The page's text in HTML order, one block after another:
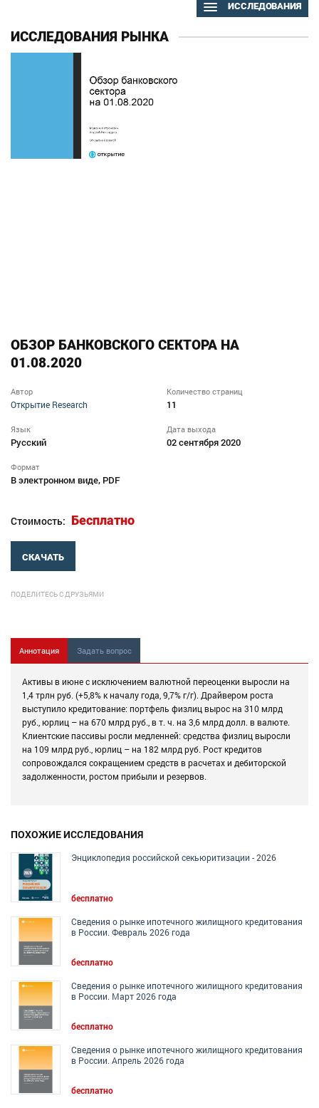
ИССЛЕДОВАНИЯ
ИССЛЕДОВАНИЯ РЫНКА
ОБЗОР БАНКОВСКОГО СЕКТОРА НА
01.08.2020
Автор
Открытие Research
Количество страниц
11
Язык
Русский
Дата выхода
02 сентября 2020
Формат
В электронном виде, PDF
Стоимость: Бесплатно
СКАЧАТЬ
ПОДЕЛИТЕСЬ С ДРУЗЬЯМИ
Аннотация Задать вопрос
Активы в июне с исключением валютной переоценки выросли на
1,4 трлн руб. (+5,8% к началу года, 9,7% г/г). Драйвером роста
выступило кредитование: портфель физлиц вырос на 310 млрд
руб., юрлиц – на 670 млрд руб., в т. ч. на 3,6 млрд долл. в валюте.
Клиентские пассивы росли медленней: средства физлиц выросли
на 109 млрд руб., юрлиц – на 182 млрд руб. Рост кредитов
сопровождался сокращением средств в расчетах и дебиторской
задолженности, ростом прибыли и резервов.
ПОХОЖИЕ ИССЛЕДОВАНИЯ
Энциклопедия российской секьюритизации - 2026
бесплатно
Сведения о рынке ипотечного жилищного кредитования
в России. Февраль 2026 года
бесплатно
Сведения о рынке ипотечного жилищного кредитования
в России. Март 2026 года
бесплатно
Сведения о рынке ипотечного жилищного кредитования
в России. Апрель 2026 года
бесплатно